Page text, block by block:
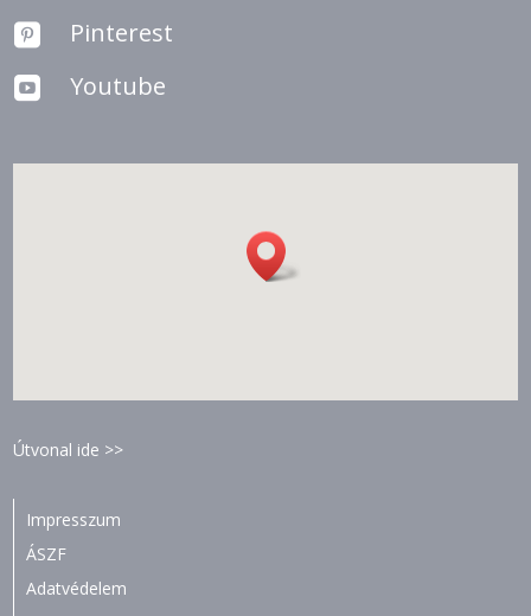
 Pinterest
 Youtube
Útvonal ide >>
Impresszum
ÁSZF
Adatvédelem